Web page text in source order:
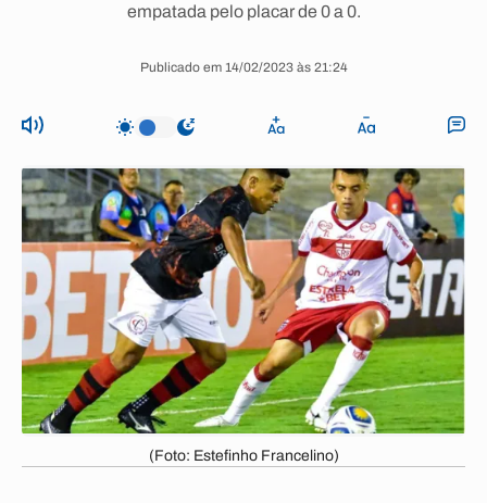
empatada pelo placar de 0 a 0.
Publicado em 14/02/2023 às 21:24
(Foto: Estefinho Francelino)